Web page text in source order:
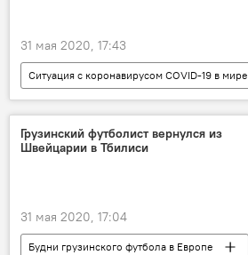
31 мая 2020, 17:43
Ситуация с коронавирусом COVID-19 в мире
Кавказ
НОВОСТИ
Грузинский футболист вернулся из
Швейцарии в Тбилиси
31 мая 2020, 17:04
Будни грузинского футбола в Европе